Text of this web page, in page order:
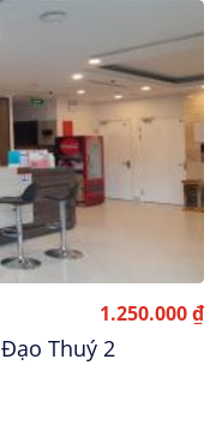
1.250.000 ₫
Thuý 2